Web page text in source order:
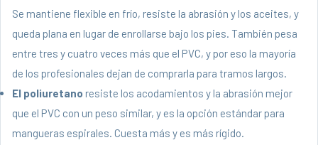
Se mantiene flexible en frío, resiste la abrasión y los aceites, y
queda plana en lugar de enrollarse bajo los pies. También pesa
entre tres y cuatro veces más que el PVC, y por eso la mayoría
de los profesionales dejan de comprarla para tramos largos.
El poliuretano resiste los acodamientos y la abrasión mejor
que el PVC con un peso similar, y es la opción estándar para
mangueras espirales. Cuesta más y es más rígido.